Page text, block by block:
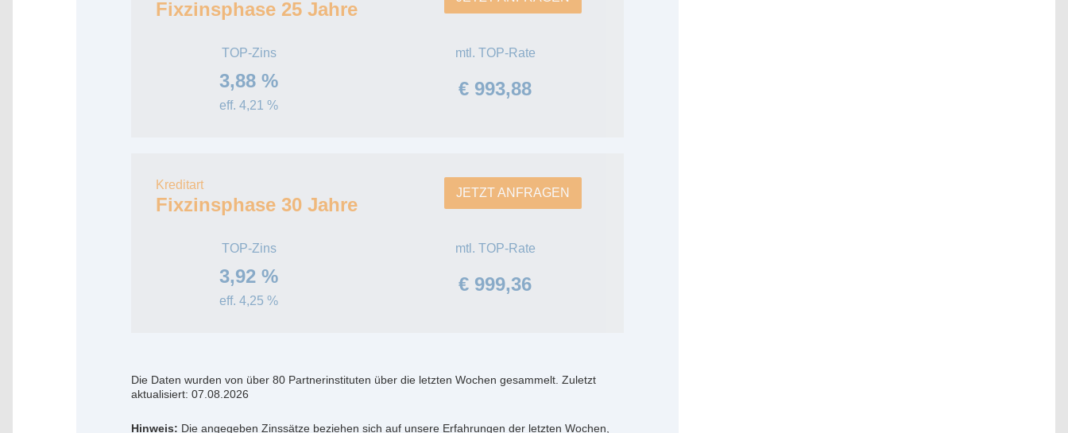
Fixzinsphase 25 Jahre
TOP-Zins
3,88 %
eff. 4,21 %
mtl. TOP-Rate
€ 993,88
Kreditart
Fixzinsphase 30 Jahre
TOP-Zins
3,92 %
eff. 4,25 %
mtl. TOP-Rate
€ 999,36
JETZT ANFRAGEN
Die Daten wurden von über 80 Partnerinstituten über die letzten Wochen gesammelt. Zuletzt
aktualisiert: 07.08.2026
Hinweis: Die angegeben Zinssätze beziehen sich auf unsere Erfahrungen der letzten Wochen,